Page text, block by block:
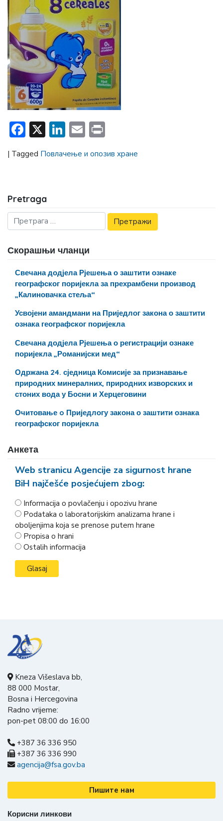
Facebook
X LinkedIn
Email
| Tagged Повлачење и опозив хране
Pretraga
Скорашњи чланци
Свечана додјела Рјешења о заштити ознаке
географског поријекла за прехрамбени производ
„Калиновачка стеља“
Усвојени амандмани на Приједлог закона о заштити
ознака географског поријекла
Свечана додјела Рјешења о регистрацији ознаке
поријекла „Романијски мед“
Одржана 24. сједница Комисије за признавање
природних минералних, природних изворских и
стоних вода у Босни и Херцеговини
Очитовање o Приједлогу закона о заштити ознака
географског поријекла
Анкета
Web stranicu Agencije za sigurnost hrane
BiH najčešće posjećujem zbog:
Informacija o povlačenju i opozivu hrane
Podataka o laboratorijskim analizama hrane i
oboljenjima koja se prenose putem hrane
Propisa o hrani
Ostalih informacija
Kneza Višeslava bb,
88 000 Mostar,
Bosna i Hercegovina
Radno vrijeme:
pon-pet 08:00 do 16:00
+387 36 336 950
+387 36 336 990
agencija@fsa.gov.ba
Пишите нам
Корисни линкови